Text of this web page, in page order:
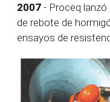
2007 - Proceq
de rebote de
ensayos de